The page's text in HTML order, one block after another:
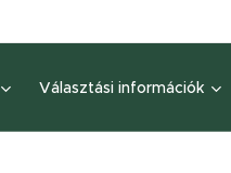
Választási információk